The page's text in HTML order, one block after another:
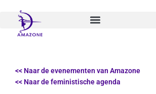
inhoud
<< Naar de evenementen van Amazone
<< Naar de feministische agenda